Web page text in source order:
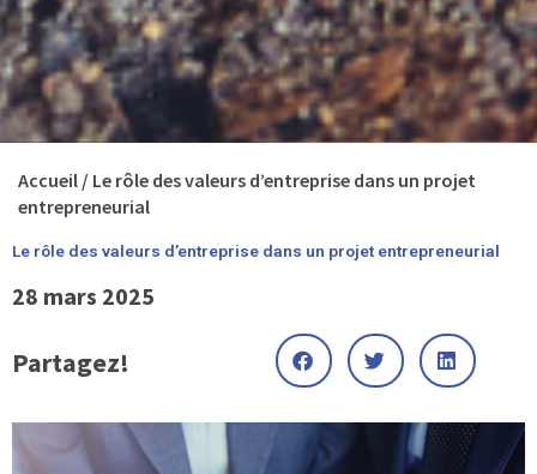
Accueil / Le rôle des valeurs d’entreprise dans un projet
entrepreneurial
Le rôle des valeurs d’entreprise dans un projet entrepreneurial
28 mars 2025
Partagez!